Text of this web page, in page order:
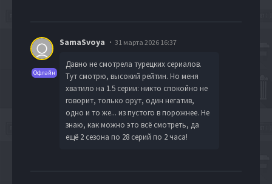
Офлайн
SamaSvoya 31 марта 2026 16:37
Давно не смотрела турецких сериалов.
Тут смотрю, высокий рейтин. Но меня
хватило на 1.5 серии: никто спокойно не
говорит, только орут, один негатив,
одно и то же... из пустого в порожнее. Не
знаю, как можно это всё смотреть, да
ещё 2 сезона по 28 серий по 2 часа!